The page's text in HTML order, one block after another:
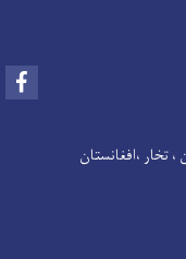
،افغانستان